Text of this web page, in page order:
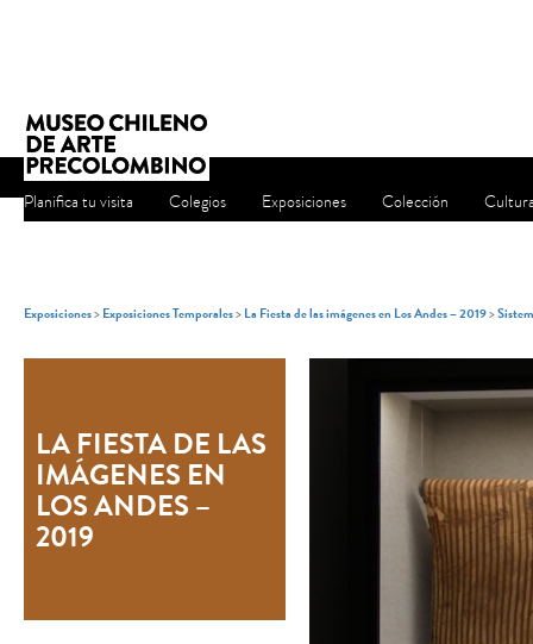
Planifica tu visita Colegios Exposiciones Colección
Exposiciones>Exposiciones Temporales>La Fiesta de las imágenes en Los Andes – 2019>
LA FIESTA DE LAS
IMÁGENES EN
LOS ANDES –
2019